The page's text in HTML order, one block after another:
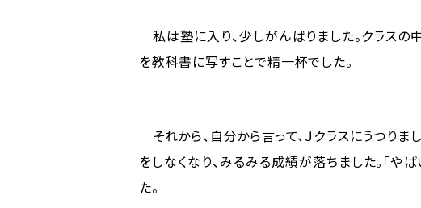
私は塾に入り、少しがんばりました。クラス
を教科書に写すことで精一杯でした。
それから、自分から言って、Ｊクラスにうつり
をしなくなり、みるみる成績が落ちました。「や
た。